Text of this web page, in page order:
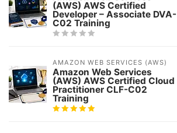
(AWS) AWS Certified
Developer – Associate DVA-
C02 Training
AMAZON WEB SERVICES (AWS)
Amazon Web Services
(AWS) AWS Certified Cloud
Practitioner CLF-C02
Training